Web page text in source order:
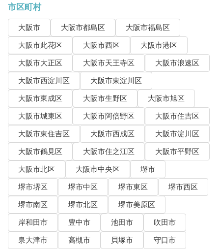
市区町村
大阪市 大阪市都島区
大阪市福島区
大阪市此花区
大阪市西区
大阪市港区
大阪市大正区
大阪市天王寺区
大阪市浪速区
大阪市西淀川区
大阪市東淀川区
大阪市東成区
大阪市生野区
大阪市旭区
大阪市城東区
大阪市阿倍野区
大阪市住吉区
大阪市東住吉区
大阪市西成区
大阪市淀川区
大阪市鶴見区
大阪市住之江区
大阪市平野区
大阪市北区
大阪市中央区
堺市
堺市堺区
堺市中区 堺市東区
堺市西区
堺市南区
堺市北区
堺市美原区
岸和田市
豊中市 池田市
吹田市
泉大津市
高槻市 貝塚市
守口市